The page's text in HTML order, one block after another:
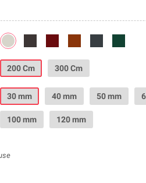
200 Cm 300 Cm
30 mm 40 mm 50 mm
100 mm 120 mm